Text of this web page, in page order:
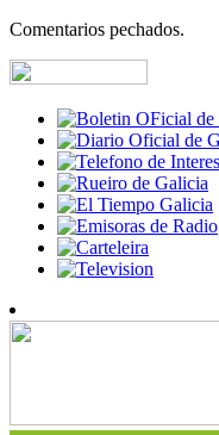
Comentarios pechados.